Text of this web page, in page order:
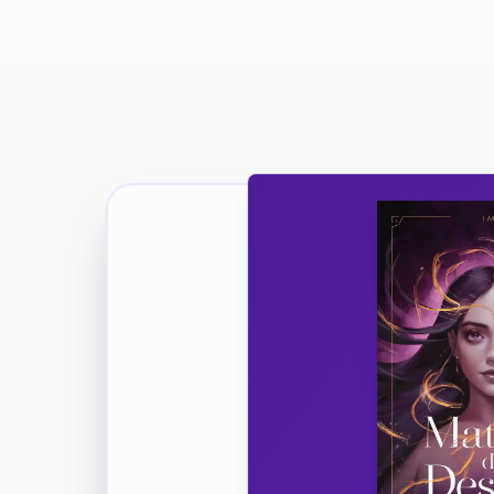
Vuoi
Ricevi la Tua Copia